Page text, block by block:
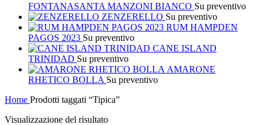
FONTANASANTA MANZONI BIANCO Su preventivo
ZENZERELLO Su preventivo
RUM HAMPDEN
PAGOS 2023 Su preventivo
CANE ISLAND
TRINIDAD Su preventivo
AMARONE
RHETICO BOLLA Su preventivo
Home Prodotti taggati “Tipica”
Visualizzazione del risultato